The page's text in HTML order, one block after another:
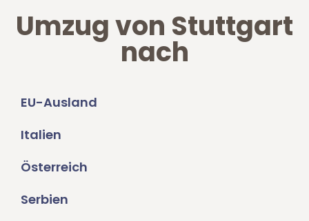
Umzug von Stuttgart
nach
EU-Ausland
Italien
Österreich
Serbien